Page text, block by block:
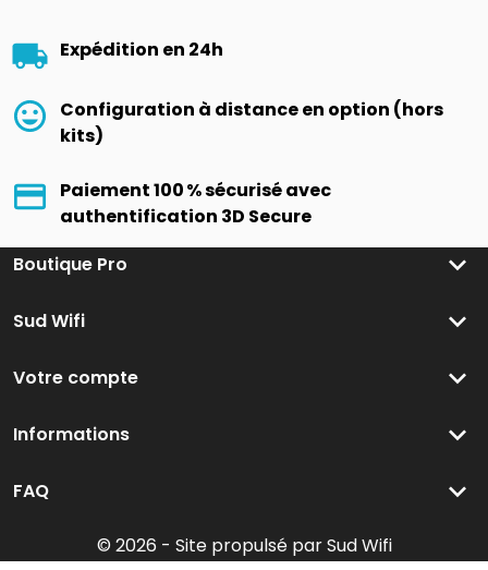
Expédition en 24h
Configuration à distance en option (hors
kits)
Paiement 100 % sécurisé avec
authentification 3D Secure
Boutique Pro
keyboard_arrow_down
Sud Wifi keyboard_arrow_down
Votre compte keyboard_arrow_down
Informations keyboard_arrow_down
FAQ keyboard_arrow_down
© 2026 - Site propulsé par Sud Wifi